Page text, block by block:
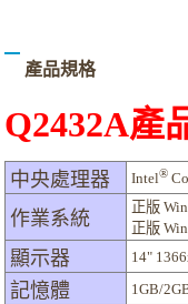
產品規格
Q2432A產
中央處理器 Intel®
作業系統
正版
正版
顯示器 14"
記憶體 1GB/